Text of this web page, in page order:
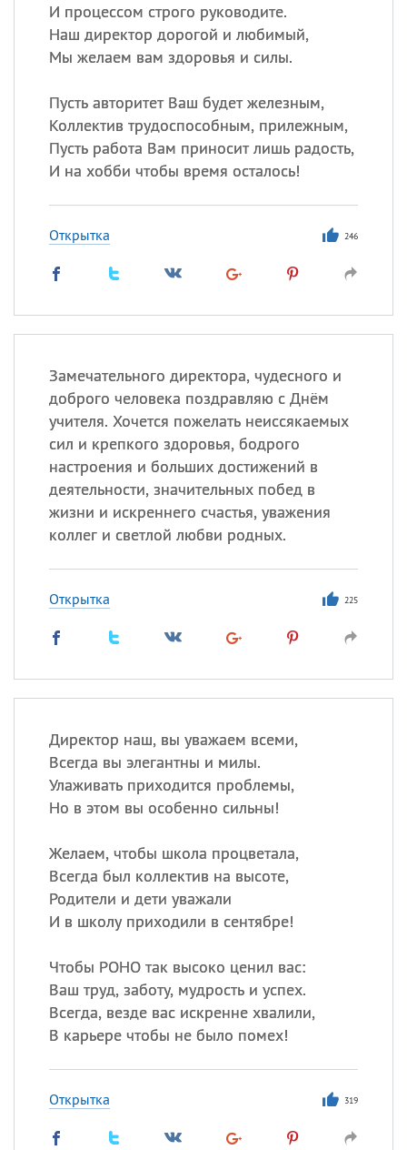
И процессом строго руководите.
Наш директор дорогой и любимый,
Мы желаем вам здоровья и силы.
Пусть авторитет Ваш будет железным,
Коллектив трудоспособным, прилежным,
Пусть работа Вам приносит лишь радость,
И на хобби чтобы время осталось!
Открытка 246
Замечательного директора, чудесного и
доброго человека поздравляю с Днём
учителя. Хочется пожелать неиссякаемых
сил и крепкого здоровья, бодрого
настроения и больших достижений в
деятельности, значительных побед в
жизни и искреннего счастья, уважения
коллег и светлой любви родных.
Открытка 225
Директор наш, вы уважаем всеми,
Всегда вы элегантны и милы.
Улаживать приходится проблемы,
Но в этом вы особенно сильны!
Желаем, чтобы школа процветала,
Всегда был коллектив на высоте,
Родители и дети уважали
И в школу приходили в сентябре!
Чтобы РОНО так высоко ценил вас:
Ваш труд, заботу, мудрость и успех.
Всегда, везде вас искренне хвалили,
В карьере чтобы не было помех!
Открытка 319